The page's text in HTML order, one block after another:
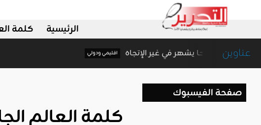
كلمة الرئيسية
عناوين
الغضب بوصلة … لا سلاحا يشهر في غير الإتجاه
كلمة العالم
صفحة الفيسبوك